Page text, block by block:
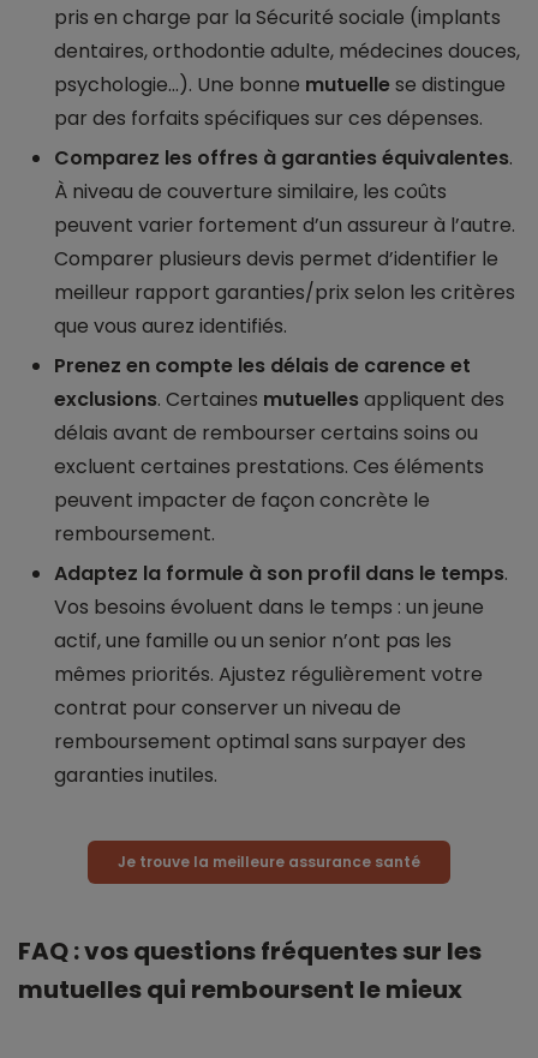
pris en charge par la Sécurité sociale (implants
dentaires, orthodontie adulte, médecines douces,
psychologie…). Une bonne mutuellese distingue
par des forfaits spécifiques sur ces dépenses.
Comparez les offres à garanties équivalentes.
À niveau de couverture similaire, les coûts
peuvent varier fortement d’un assureur à l’autre.
Comparer plusieurs devis permet d’identifier le
meilleur rapport garanties/prix selon les critères
que vous aurez identifiés.
Prenez en compte les délais de carence et
exclusions. Certaines mutuellesappliquent des
délais avant de rembourser certains soins ou
excluent certaines prestations. Ces éléments
peuvent impacter de façon concrète le
remboursement.
Adaptez la formule à son profil dans le temps.
Vos besoins évoluent dans le temps : un jeune
actif, une famille ou un senior n’ont pas les
mêmes priorités. Ajustez régulièrement votre
contrat pour conserver un niveau de
remboursement optimal sans surpayer des
garanties inutiles.
Je trouve la meilleure assurance santé
FAQ : vos questions fréquentes sur les
mutuelles qui remboursent le mieux